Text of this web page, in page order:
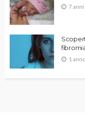
7 anni
1